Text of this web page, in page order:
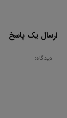
ارسال یک پاسخ